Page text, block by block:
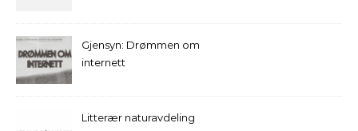
Gjensyn: Drømmen om
internett
Litterær naturavdeling